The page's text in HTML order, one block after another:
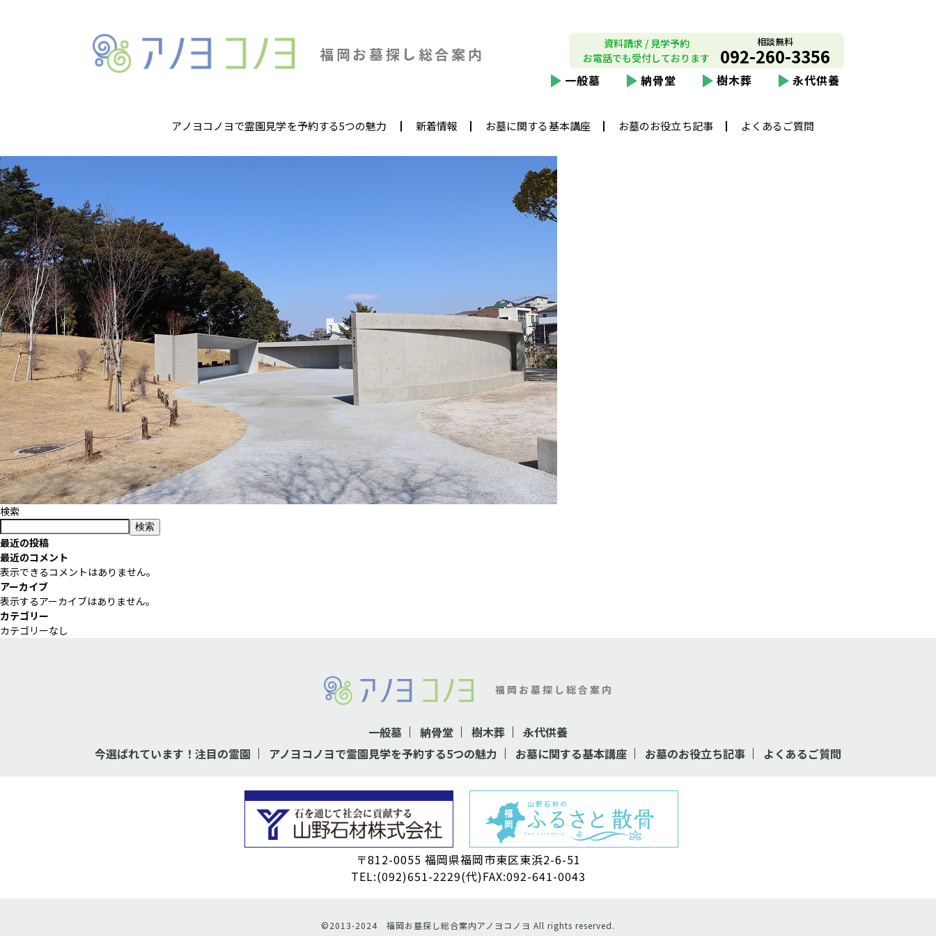
福岡お墓探し 総合案内
資料請求 / 見学予約
お電話でも受付しております
相談無料
092-260-3356
一般墓 納骨堂 樹木葬 永代供養
アノヨコノヨで霊園見学を予約する5つの魅力 新着情報 お墓に関する基本講座 お墓のお役立ち記事 よくあるご質問
検索
検索
最近の投稿
最近のコメント
表示できるコメントはありません。
アーカイブ
表示するアーカイブはありません。
カテゴリー
カテゴリーなし
福岡お墓探し総合案内
一般墓 納骨堂 樹木葬
永代供養
今選ばれています！注目の霊園
アノヨコノヨで霊園見学を予約する5つの魅力 お墓に関する基本講座 お墓のお役立ち記事 よくあるご質問
〒812-0055 福岡県福岡市東区東浜2-6-51
TEL:(092)651-2229(代)FAX:092-641-0043
©2013-2024 福岡お墓探し総合案内アノヨコノヨ All rights reserved.